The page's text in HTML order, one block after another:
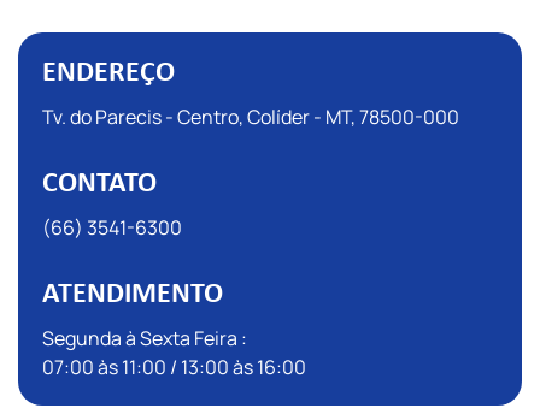
ENDEREÇO
Tv. do Parecis - Centro, Colíder - MT, 78500-000
CONTATO
(66) 3541-6300
ATENDIMENTO
Segunda à Sexta Feira :
07:00 às 11:00 / 13:00 às 16:00